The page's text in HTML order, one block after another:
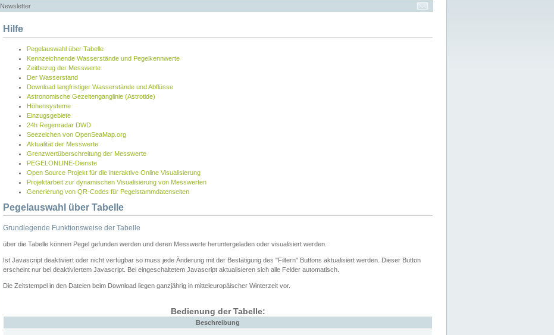
Newsletter
Hilfe
Pegelauswahl über Tabelle
Kennzeichnende Wasserstände und Pegelkennwerte
Zeitbezug der Messwerte
Der Wasserstand
Download langfristiger Wasserstände und Abflüsse
Astronomische Gezeitenganglinie (Astrotide)
Höhensysteme
Einzugsgebiete
24h Regenradar DWD
Seezeichen von OpenSeaMap.org
Aktualität der Messwerte
Grenzwertüberschreitung der Messwerte
PEGELONLINE-Dienste
Open Source Projekt für die interaktive Online Visualisierung
Projektarbeit zur dynamischen Visualisierung von Messwerten
Generierung von QR-Codes für Pegelstammdatenseiten
Pegelauswahl über Tabelle
Grundlegende Funktionsweise der Tabelle
über die Tabelle können Pegel gefunden werden und deren Messwerte heruntergeladen oder visualisiert werden.
Ist Javascript deaktiviert oder nicht verfügbar so muss jede Änderung mit der Bestätigung des "Filtern" Buttons aktualisiert werden. Dieser Button
erscheint nur bei deaktiviertem Javascript. Bei eingeschaltetem Javascript aktualisieren sich alle Felder automatisch.
Die Zeitstempel in den Dateien beim Download liegen ganzjährig in mitteleuropäischer Winterzeit vor.
Bedienung der Tabelle:
Beschreibung